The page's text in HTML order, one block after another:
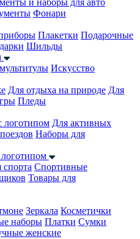
и наборы для авто
Фонари
Плакетки Подарочные
Шильды
Искусство
Для отдыха на природе Для
Пледы
логотипом Для активных
Наборы для
Спортивные
Товары для
Зеркала Косметички
наборы Платки Сумки
женские